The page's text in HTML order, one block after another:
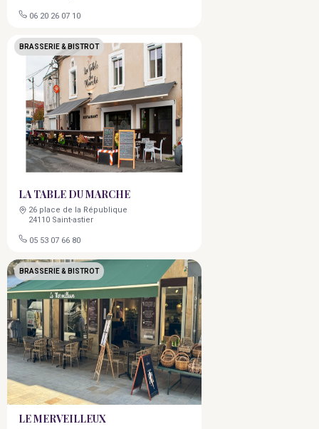
06 20 26 07 10
LA TABLE DU MARCHE
26 place de la République
24110 Saint-astier
05 53 07 66 80
BRASSERIE & BISTROT
LE MERVEILLEUX
BRASSERIE & BISTROT